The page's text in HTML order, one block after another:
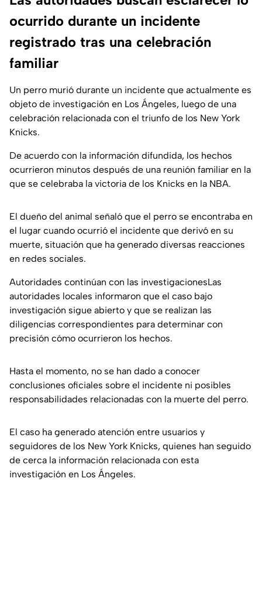
ocurrido durante un incidente
registrado tras una celebración
familiar
Un perro murió durante un incidente que actualmente es
objeto de investigación en Los Ángeles, luego de una
celebración relacionada con el triunfo de los New York
Knicks.
De acuerdo con la información difundida, los hechos
ocurrieron minutos después de una reunión familiar en la
que se celebraba la victoria de los Knicks en la NBA.
El dueño del animal señaló que el perro se encontraba en
el lugar cuando ocurrió el incidente que derivó en su
muerte, situación que ha generado diversas reacciones
en redes sociales.
Autoridades continúan con las investigacionesLas
autoridades locales informaron que el caso bajo
investigación sigue abierto y que se realizan las
diligencias correspondientes para determinar con
precisión cómo ocurrieron los hechos.
Hasta el momento, no se han dado a conocer
conclusiones oficiales sobre el incidente ni posibles
responsabilidades relacionadas con la muerte del perro.
El caso ha generado atención entre usuarios y
seguidores de los New York Knicks, quienes han seguido
de cerca la información relacionada con esta
investigación en Los Ángeles.